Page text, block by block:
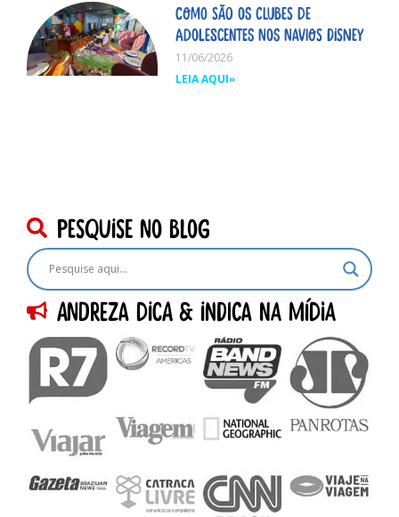
Como são os clubes de
adolescentes nos navios Disney
11/06/2026
LEIA AQUI»
pesquise no blog
Andreza dica & indica na Mídia